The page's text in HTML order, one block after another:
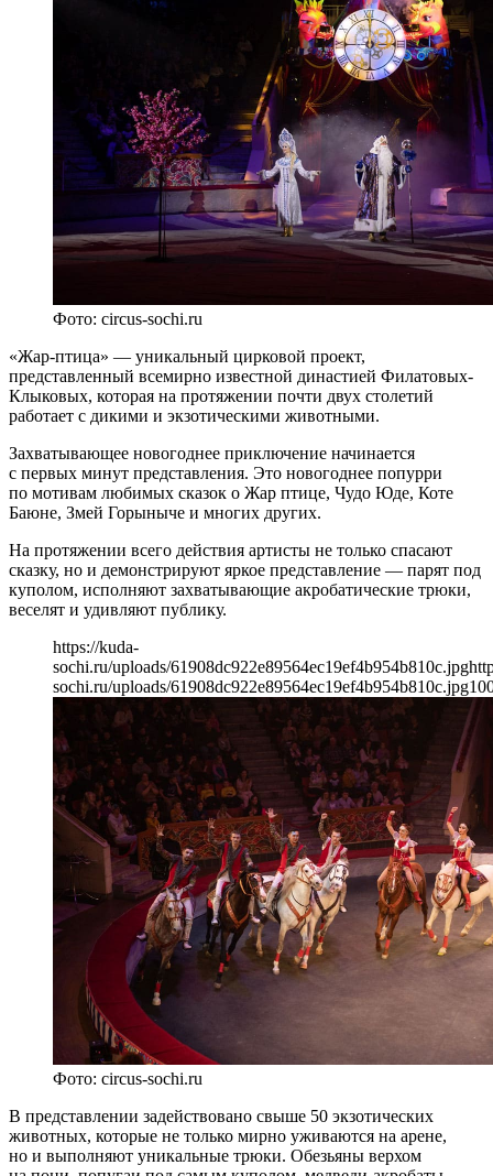
Фото: circus-sochi.ru
«Жар-птица» — уникальный цирковой проект,
представленный всемирно известной династией Филатовых-
Клыковых, которая на протяжении почти двух столетий
работает с дикими и экзотическими животными.
Захватывающее новогоднее приключение начинается
с первых минут представления. Это новогоднее попурри
по мотивам любимых сказок о Жар птице, Чудо Юде, Коте
Баюне, Змей Горыныче и многих других.
На протяжении всего действия артисты не только спасают
сказку, но и демонстрируют яркое представление — парят под
куполом, исполняют захватывающие акробатические трюки,
веселят и удивляют публику.
https://kuda-
sochi.ru/uploads/61908dc922e89564ec19ef4b954b810c.jpg
sochi.ru/uploads/61908dc922e89564ec19ef4b954b810c.jpg
Фото: circus-sochi.ru
В представлении задействовано свыше 50 экзотических
животных, которые не только мирно уживаются на арене,
но и выполняют уникальные трюки. Обезьяны верхом